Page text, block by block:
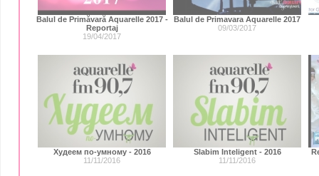
Balul de Primăvară Aquarelle 2017 -
Reportaj
19/04/2017
Balul de Primavara Aquarelle 2017
09/03/2017
Худеем по-умному - 2016
11/11/2016
Slabim Inteligent - 2016
11/11/2016